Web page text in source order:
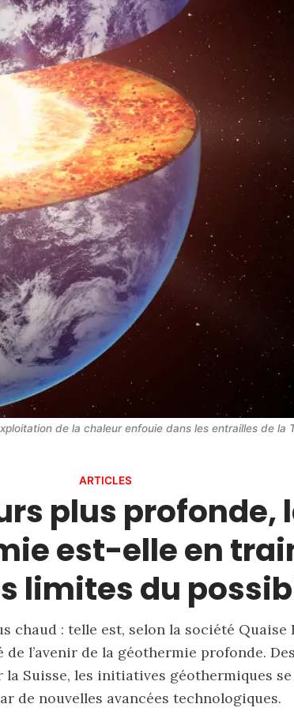
ARTICLES
plus profonde,
est-elle en
limites du
chaud : telle est, selon la société Quaise
de l’avenir de la géothermie profonde.
la Suisse, les initiatives géothermiques
de nouvelles avancées technologiques.
de la chaleur enfouie dans les entrailles de